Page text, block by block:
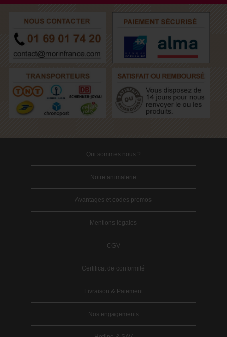
Qui sommes nous ?
Notre animalerie
Avantages et codes promos
Mentions légales
CGV
Certificat de conformité
Livraison & Paiement
Nos engagements